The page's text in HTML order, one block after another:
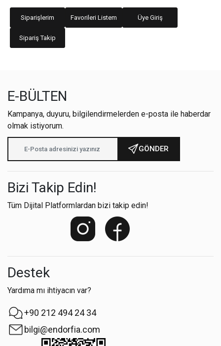
Siparişlerim Favorileri Listem Üye Giriş
Sipariş Takip
E-BÜLTEN
Kampanya, duyuru, bilgilendirmelerden e-posta ile haberdar
olmak istiyorum.
GÖNDER
Bizi Takip Edin!
Tüm Dijital Platformlardan bizi takip edin!
Destek
Yardıma mı ihtiyacın var?
+90 212 494 24 34
bilgi@endorfia.com